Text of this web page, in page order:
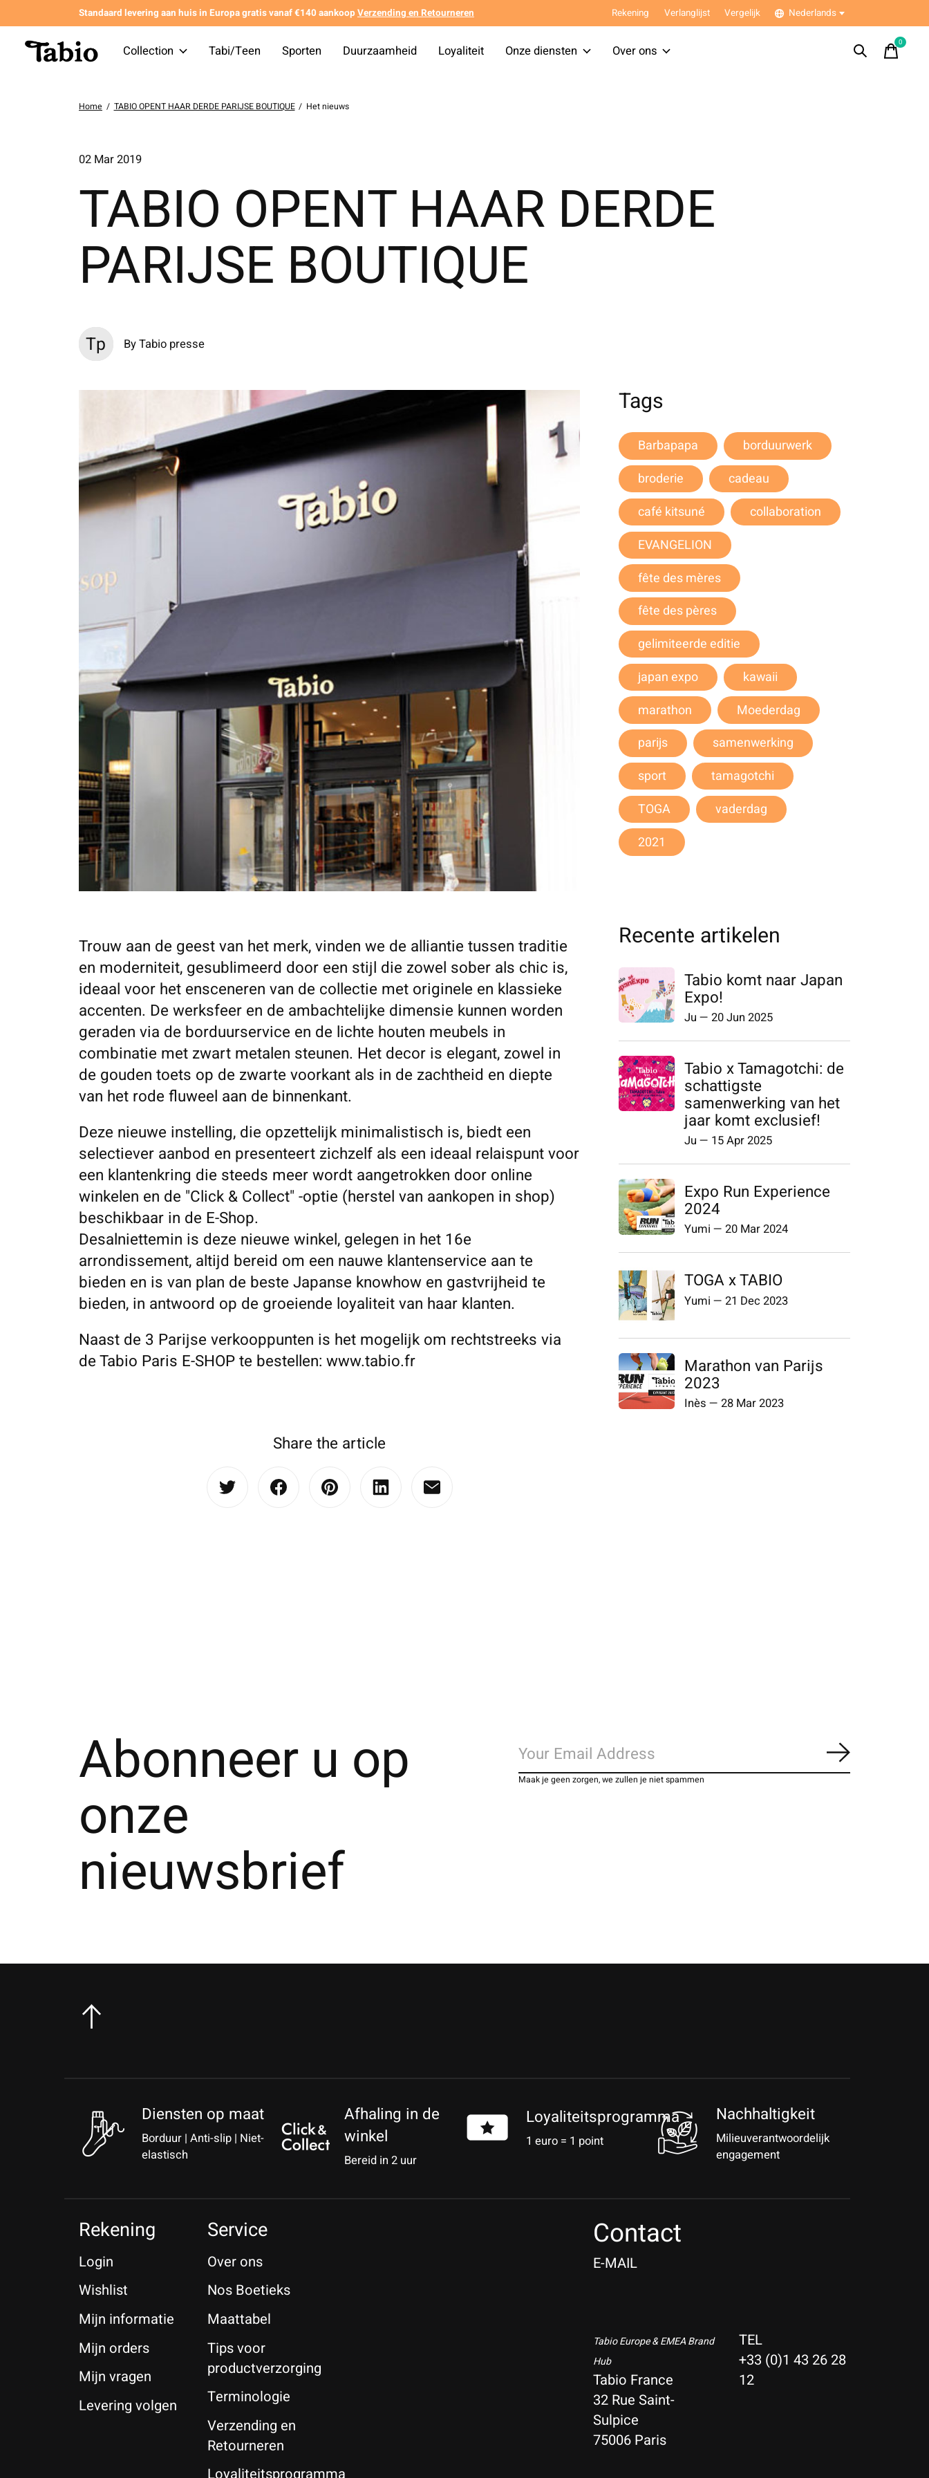
Standaard levering aan huis in Europa gratis vanaf €140 aankoop Verzending en Retourneren Rekening Verlanglijst Vergelijk Nederlands
Collection Tabi/Teen Sporten Duurzaamheid Loyaliteit Onze diensten Over ons
0items
Home / TABIO OPENT HAAR DERDE PARIJSE BOUTIQUE / Het nieuws
02 Mar 2019
TABIO OPENT HAAR DERDE
PARIJSE BOUTIQUE
Tp By Tabio presse
Trouw aan de geest van het merk, vinden we de alliantie tussen traditie
en moderniteit, gesublimeerd door een stijl die zowel sober als chic is,
ideaal voor het ensceneren van de collectie met originele en klassieke
accenten. De werksfeer en de ambachtelijke dimensie kunnen worden
geraden via de borduurservice en de lichte houten meubels in
combinatie met zwart metalen steunen. Het decor is elegant, zowel in
de gouden toets op de zwarte voorkant als in de zachtheid en diepte
van het rode fluweel aan de binnenkant.
Deze nieuwe instelling, die opzettelijk minimalistisch is, biedt een
selectiever aanbod en presenteert zichzelf als een ideaal relaispunt voor
een klantenkring die steeds meer wordt aangetrokken door online
winkelen en de "Click & Collect" -optie (herstel van aankopen in shop)
beschikbaar in de E-Shop.
Desalniettemin is deze nieuwe winkel, gelegen in het 16e
arrondissement, altijd bereid om een ​​nauwe klantenservice aan te
bieden en is van plan de beste Japanse knowhow en gastvrijheid te
bieden, in antwoord op de groeiende loyaliteit van haar klanten.
Naast de 3 Parijse verkooppunten is het mogelijk om rechtstreeks via
de Tabio Paris E-SHOP te bestellen: www.tabio.fr
Share the article
Tags
Barbapapa
borduurwerk
broderie
cadeau
café kitsuné
collaboration
EVANGELION
fête des mères
fête des pères
gelimiteerde editie
japan expo
kawaii
marathon
Moederdag
parijs
samenwerking
sport
tamagotchi
TOGA
vaderdag
2021
Recente artikelen
Tabio komt naar Japan
Expo!
Ju — 20 Jun 2025
Tabio x Tamagotchi: de
schattigste
samenwerking van het
jaar komt exclusief!
Ju — 15 Apr 2025
Expo Run Experience
2024
Yumi — 20 Mar 2024
TOGA x TABIO
Yumi — 21 Dec 2023
Marathon van Parijs
2023
Inès — 28 Mar 2023
Abonneer u op
onze
nieuwsbrief
Abonneer
Maak je geen zorgen, we zullen je niet spammen
Diensten op maat
Borduur | Anti-slip | Niet-
elastisch
Afhaling in de
winkel
Bereid in 2 uur
Loyaliteitsprogramma
1 euro = 1 point
Nachhaltigkeit
Milieuverantwoordelijk
engagement
Rekening
Login
Wishlist
Mijn informatie
Mijn orders
Mijn vragen
Levering volgen
Service
Over ons
Nos Boetieks
Maattabel
Tips voor
productverzorging
Terminologie
Verzending en
Retourneren
Contact
E-MAIL
Tabio Europe & EMEA Brand
Hub
Tabio France
32 Rue Saint-
Sulpice
75006 Paris
TEL
+33 (0)1 43 26 28
12